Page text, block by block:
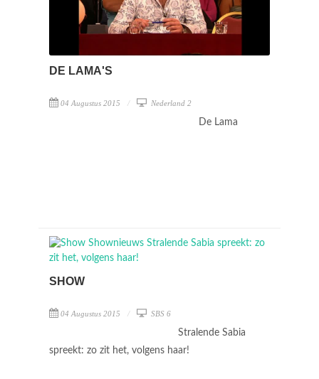
DE LAMA'S
04 Augustus 2015 Nederland 2
De Lama
SHOW
04 Augustus 2015 SBS 6
Stralende Sabia
spreekt: zo zit het, volgens haar!